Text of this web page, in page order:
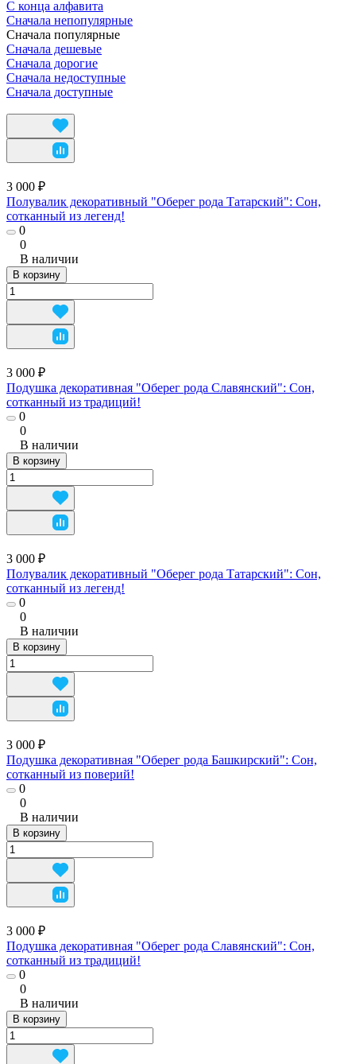
С конца алфавита
Сначала непопулярные
Сначала популярные
Сначала дешевые
Сначала дорогие
Сначала недоступные
Сначала доступные
3 000 ₽
Полувалик декоративный "Оберег рода Татарский": Сон,
сотканный из легенд!
0
0
В наличии
В корзину
3 000 ₽
Подушка декоративная "Оберег рода Славянский": Сон,
сотканный из традиций!
0
0
В наличии
В корзину
3 000 ₽
Полувалик декоративный "Оберег рода Татарский": Сон,
сотканный из легенд!
0
0
В наличии
В корзину
3 000 ₽
Подушка декоративная "Оберег рода Башкирский": Сон,
сотканный из поверий!
0
0
В наличии
В корзину
3 000 ₽
Подушка декоративная "Оберег рода Славянский": Сон,
сотканный из традиций!
0
0
В наличии
В корзину